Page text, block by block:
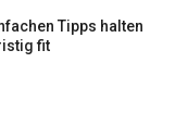
Tipps halten
fit